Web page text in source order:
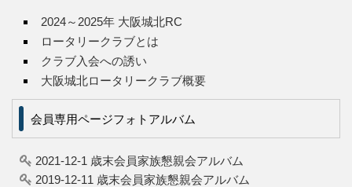
2024～2025年 大阪城北RC
ロータリークラブとは
クラブ入会への誘い
大阪城北ロータリークラブ概要
会員専用ページフォトアルバム
2021-12-1 歳末会員家族懇親会アルバム
2019-12-11 歳末会員家族懇親会アルバム